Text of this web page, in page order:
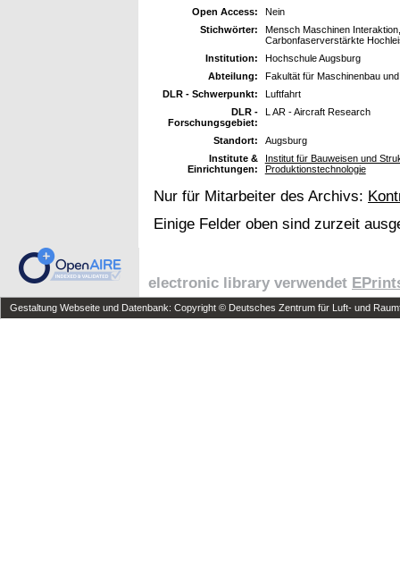
Open Access:
Nein
Stichwörter:
Mensch Maschinen
Carbonfaserverstärkte
Institution:
Hochschule Augsburg
Abteilung:
Fakultät für Maschinenbau
DLR - Schwerpunkt:
Luftfahrt
DLR -
Forschungsgebiet:
L AR - Aircraft Research
Standort:
Augsburg
Institute &
Einrichtungen:
Institut für Bauweisen und
Produktionstechnologie
Nur für Mitarbeiter des Archivs:
Einige Felder oben sind zurzeit
electronic library verwendet
Gestaltung Webseite und Datenbank: Copyright © Deutsches Zentrum für Luft- und